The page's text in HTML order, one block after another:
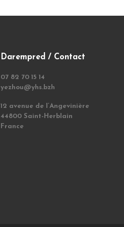
Darempred / Contact
07 82 70 15 14
yezhou@yhs.bzh
12 avenue de l’Angevinière
44800 Saint-Herblain
France